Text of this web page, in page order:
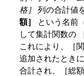
格］ 列の合計値
額］
という名前
して集計関数の
これにより、［
追加されたとき
合計され、［総